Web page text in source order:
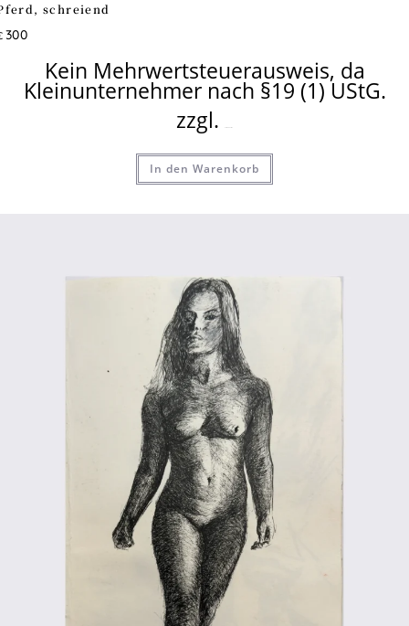
schreiend
300
Kein Mehrwertsteuerausweis, da
Kleinunternehmer nach §19 (1) UStG.
zzgl.
In den Warenkorb